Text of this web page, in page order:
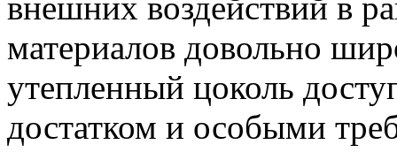
материалов довольно
утепленный цоколь
достатком и особыми